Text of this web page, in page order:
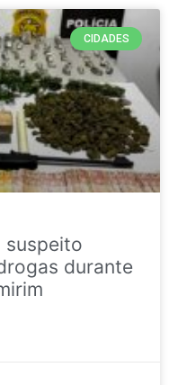
CIDADES
suspeito
durante